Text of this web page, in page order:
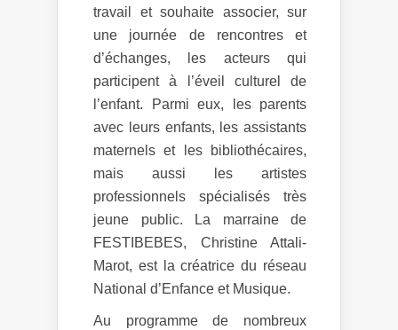
travail et souhaite associer, sur
une journée de rencontres et
d’échanges, les acteurs qui
participent à l’éveil culturel de
l’enfant. Parmi eux, les parents
avec leurs enfants, les assistants
maternels et les bibliothécaires,
mais aussi les artistes
professionnels spécialisés très
jeune public. La marraine de
FESTIBEBES, Christine Attali-
Marot, est la créatrice du réseau
National d’Enfance et Musique.
Au programme de nombreux